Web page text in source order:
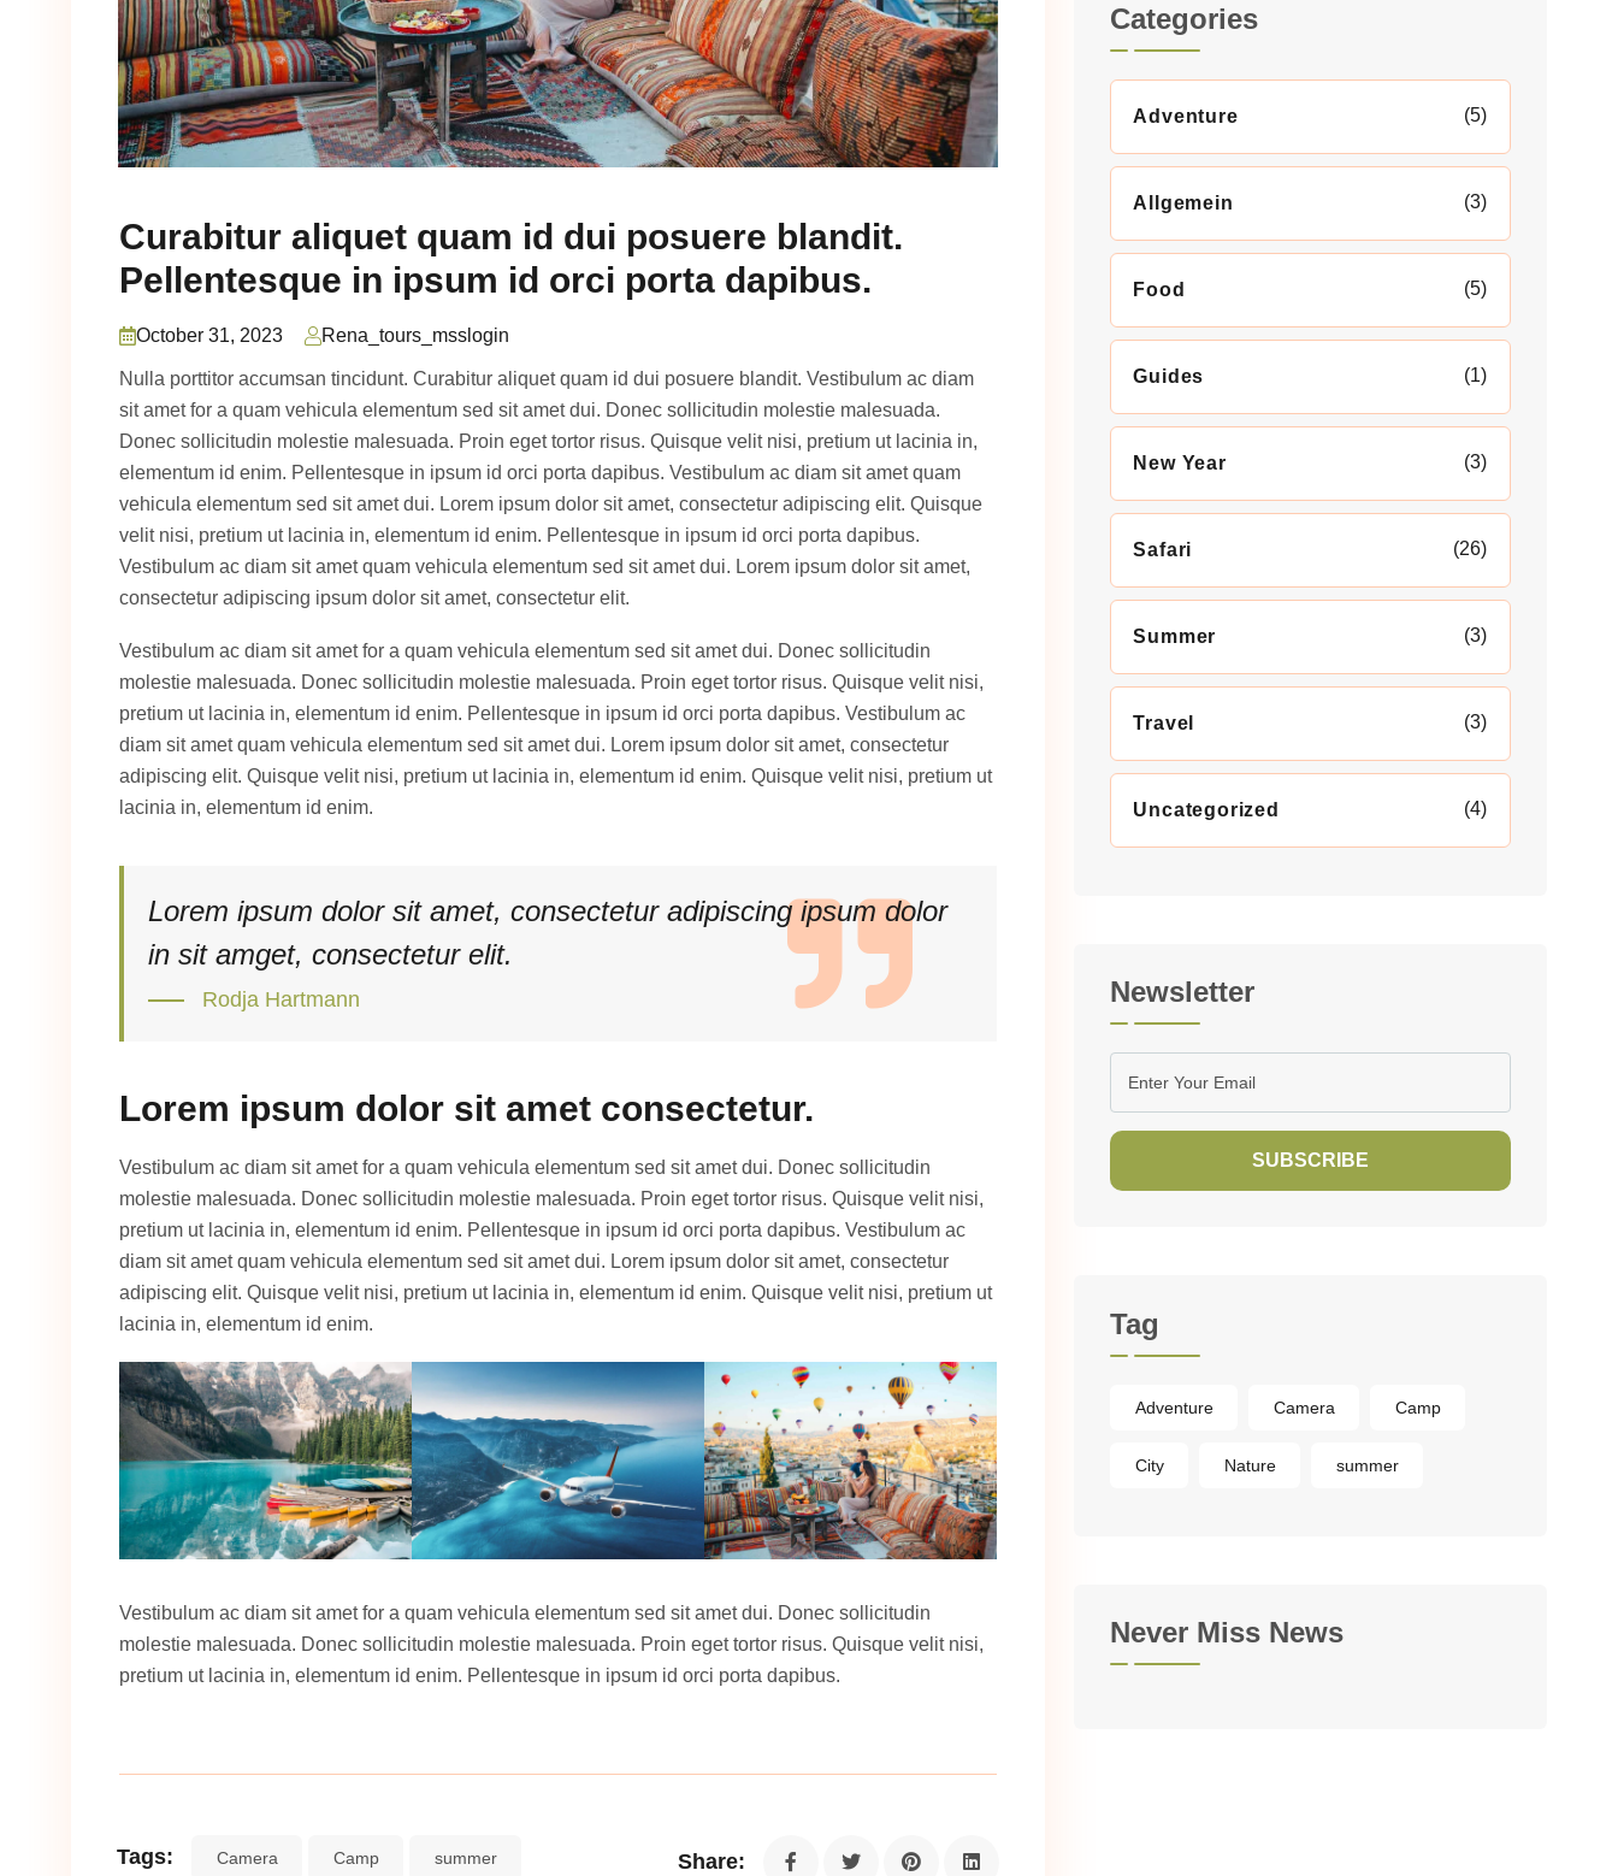
Curabitur aliquet quam id dui posuere blandit.
Pellentesque in ipsum id orci porta dapibus.
October 31, 2023 Rena_tours_msslogin
Nulla porttitor accumsan tincidunt. Curabitur aliquet quam id dui posuere blandit. Vestibulum ac diam
sit amet for a quam vehicula elementum sed sit amet dui. Donec sollicitudin molestie malesuada.
Donec sollicitudin molestie malesuada. Proin eget tortor risus. Quisque velit nisi, pretium ut lacinia in,
elementum id enim. Pellentesque in ipsum id orci porta dapibus. Vestibulum ac diam sit amet quam
vehicula elementum sed sit amet dui. Lorem ipsum dolor sit amet, consectetur adipiscing elit. Quisque
velit nisi, pretium ut lacinia in, elementum id enim. Pellentesque in ipsum id orci porta dapibus.
Vestibulum ac diam sit amet quam vehicula elementum sed sit amet dui. Lorem ipsum dolor sit amet,
consectetur adipiscing ipsum dolor sit amet, consectetur elit.
Vestibulum ac diam sit amet for a quam vehicula elementum sed sit amet dui. Donec sollicitudin
molestie malesuada. Donec sollicitudin molestie malesuada. Proin eget tortor risus. Quisque velit nisi,
pretium ut lacinia in, elementum id enim. Pellentesque in ipsum id orci porta dapibus. Vestibulum ac
diam sit amet quam vehicula elementum sed sit amet dui. Lorem ipsum dolor sit amet, consectetur
adipiscing elit. Quisque velit nisi, pretium ut lacinia in, elementum id enim. Quisque velit nisi, pretium ut
lacinia in, elementum id enim.
Lorem ipsum dolor sit amet, consectetur adipiscing ipsum dolor
in sit amget, consectetur elit.
Rodja Hartmann
Lorem ipsum dolor sit amet consectetur.
Vestibulum ac diam sit amet for a quam vehicula elementum sed sit amet dui. Donec sollicitudin
molestie malesuada. Donec sollicitudin molestie malesuada. Proin eget tortor risus. Quisque velit nisi,
pretium ut lacinia in, elementum id enim. Pellentesque in ipsum id orci porta dapibus. Vestibulum ac
diam sit amet quam vehicula elementum sed sit amet dui. Lorem ipsum dolor sit amet, consectetur
adipiscing elit. Quisque velit nisi, pretium ut lacinia in, elementum id enim. Quisque velit nisi, pretium ut
lacinia in, elementum id enim.
Vestibulum ac diam sit amet for a quam vehicula elementum sed sit amet dui. Donec sollicitudin
molestie malesuada. Donec sollicitudin molestie malesuada. Proin eget tortor risus. Quisque velit nisi,
pretium ut lacinia in, elementum id enim. Pellentesque in ipsum id orci porta dapibus.
Tags: Camera Camp summer Share:
Categories
Adventure (5)
Allgemein (3)
Food (5)
Guides (1)
New Year (3)
Safari (26)
Summer (3)
Travel (3)
Uncategorized (4)
Newsletter
SUBSCRIBE
Tag
Adventure Camera Camp
City Nature summer
Never Miss News